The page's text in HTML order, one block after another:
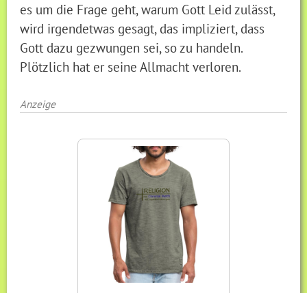
es um die Frage geht, warum Gott Leid zulässt,
wird irgendetwas gesagt, das impliziert, dass
Gott dazu gezwungen sei, so zu handeln.
Plötzlich hat er seine Allmacht verloren.
Anzeige